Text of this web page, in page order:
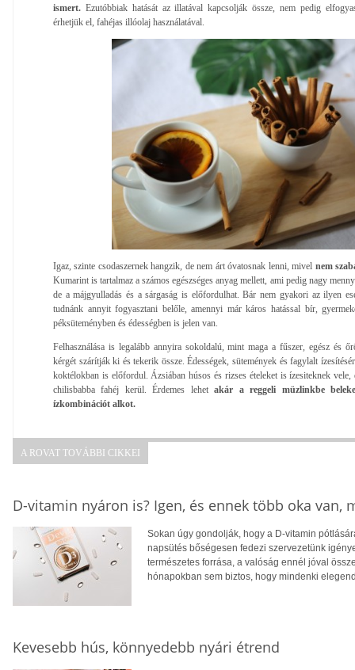
ismert. Ezutóbbiak hatását az illatával kapcsolják össze, nem pedig
érhetjük el, fahéjas illóolaj használatával.
Igaz, szinte csodaszernek hangzik, de nem árt óvatosnak lenni, mivel nem
Kumarint is tartalmaz a számos egészséges anyag mellett, ami pedig nagy
de a májgyulladás és a sárgaság is előfordulhat. Bár nem gyakori az ilyen
tudnánk annyit fogyasztani belőle, amennyi már káros hatással bír,
péksüteményben és édességben is jelen van.
Felhasználása is legalább annyira sokoldalú, mint maga a fűszer, egész és
kérgét szárítják ki és tekerik össze. Édességek, sütemények és fagylalt
koktélokban is előfordul. Ázsiában húsos és rizses ételeket is ízesiteknek
chilisbabba fahéj kerül. Érdemes lehetakár a reggeli müzlinkbe
ízkombinációt alkot.
A ROVAT TOVÁBBI CIKKEI
D-vitamin nyáron is? Igen, és ennek több oka van,
Sokan úgy gondolják, hogy a D-vitamin
napsütés bőségesen fedezi szervezetünk
természetes forrása, a valóság ennél jóval
hónapokban sem biztos, hogy mindenki
Kevesebb hús, könnyedebb nyári étrend